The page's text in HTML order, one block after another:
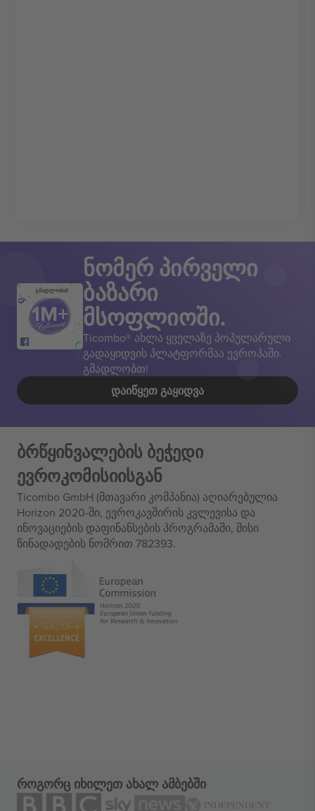
გმადლობთ!
ნომერ პირველი
ბაზარი
მსოფლიოში.
Ticombo® ახლა ყველაზე პოპულარული
გადაყიდვის პლატფორმაა ევროპაში.
გმადლობთ!
ᲓᲐᲘᲬᲧᲔᲗ ᲒᲐᲧᲘᲓᲕᲐ
ბრწყინვალების ბეჭედი
ევროკომისიისგან
Ticombo GmbH (მთავარი კომპანია) აღიარებულია
Horizon 2020-ში, ევროკავშირის კვლევისა და
ინოვაციების დაფინანსების პროგრამაში, მისი
წინადადების ნომრით 782393.
როგორც იხილეთ ახალ ამბებში